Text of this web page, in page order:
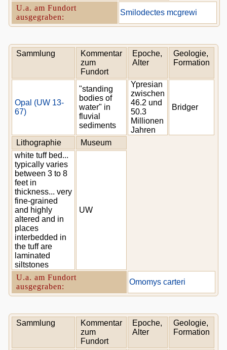
U.a. am Fundort
ausgegraben:
Smilodectes mcgrewi
Sammlung
Kommentar
zum
Fundort
Epoche,
Alter
Geologie,
Formation
Opal (UW 13-
67)
"standing
bodies of
water" in
fluvial
sediments
Ypresian
zwischen
46.2 und
50.3
Millionen
Jahren
Bridger
Lithographie
Museum
white tuff bed...
typically varies
between 3 to 8
feet in
thickness... very
fine-grained
and highly
altered and in
places
interbedded in
the tuff are
laminated
siltstones
UW
U.a. am Fundort
ausgegraben:
Omomys carteri
Sammlung
Kommentar
zum
Fundort
Epoche,
Alter
Geologie,
Formation